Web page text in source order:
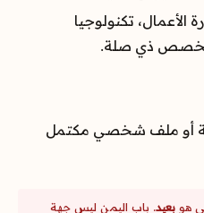
الأعمال، تكنولوجيا
تخصص ذي صلة.
أو ملف شخصي مكتمل
هو بعيد. باب اليمن ليس جهة